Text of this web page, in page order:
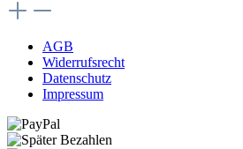
AGB
Widerrufsrecht
Datenschutz
Impressum